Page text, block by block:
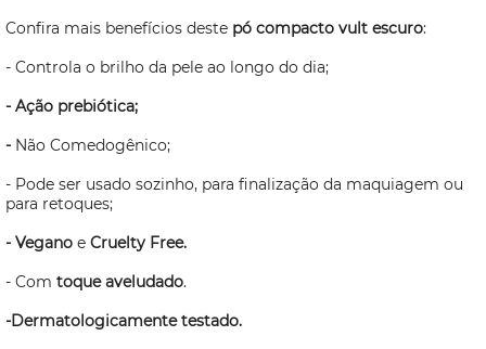
Confira mais benefícios deste pó compacto vult escuro:
- Controla o brilho da pele ao longo do dia;
- Ação prebiótica;
- Não Comedogênico;
- Pode ser usado sozinho, para finalização da maquiagem ou
para retoques;
- Vegano e Cruelty Free.
- Com toque aveludado.
-Dermatologicamente testado.